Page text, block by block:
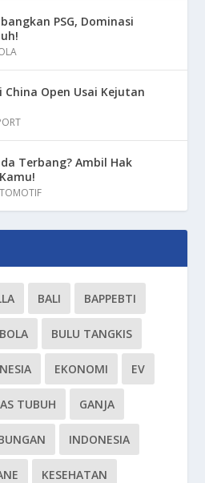
PSG, Dominasi
China Open Usai Kejutan
Terbang? Ambil Hak
BALI BAPPEBTI
BOLA BULU TANGKIS
EKONOMI EV
TUBUH GANJA
INDONESIA
KESEHATAN